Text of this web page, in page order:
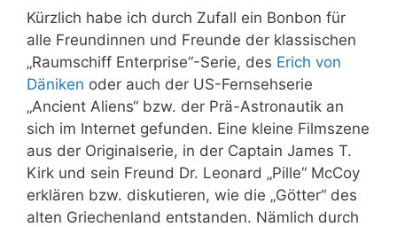
Kürzlich habe ich durch Zufall ein Bonbon für
alle Freundinnen und Freunde der klassischen
„Raumschiff Enterprise“-Serie, des Erich von
Däniken oder auch der US-Fernsehserie
„Ancient Aliens“ bzw. der Prä-Astronautik an
sich im Internet gefunden. Eine kleine Filmszene
aus der Originalserie, in der Captain James T.
Kirk und sein Freund Dr. Leonard „Pille“ McCoy
erklären bzw. diskutieren, wie die „Götter“ des
alten Griechenland entstanden. Nämlich durch